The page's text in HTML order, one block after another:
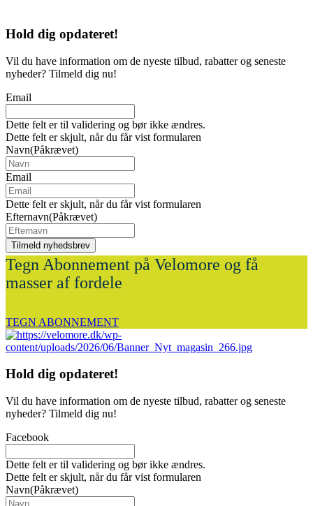
Hold dig opdateret!
Vil du have information om de nyeste tilbud, rabatter og seneste
nyheder? Tilmeld dig nu!
Email
Dette felt er til validering og bør ikke ændres.
Dette felt er skjult, når du får vist formularen
Navn(Påkrævet)
Email
Dette felt er skjult, når du får vist formularen
Efternavn(Påkrævet)
Tegn Abonnement på Velomore og få
masser af fordele
TEGN ABONNEMENT
Hold dig opdateret!
Vil du have information om de nyeste tilbud, rabatter og seneste
nyheder? Tilmeld dig nu!
Facebook
Dette felt er til validering og bør ikke ændres.
Dette felt er skjult, når du får vist formularen
Navn(Påkrævet)